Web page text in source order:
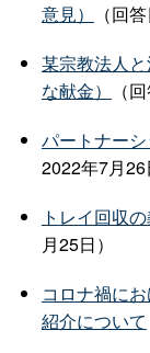
意見）
（回
某宗教法人
な献金）
（
パートナー
2022年7月26
トレイ回収
月25日）
コロナ禍に
紹介について